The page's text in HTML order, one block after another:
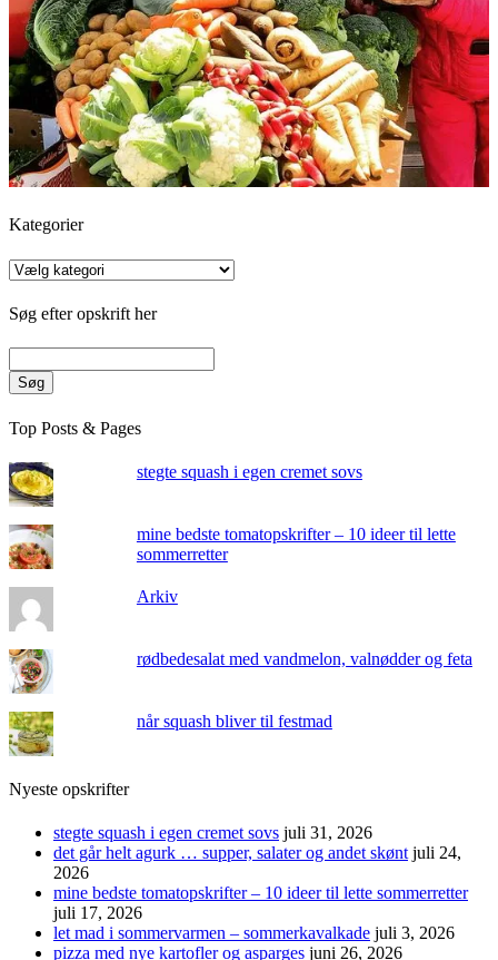
Kategorier
Kategorier
Søg efter opskrift her
Søg
Top Posts & Pages
stegte squash i egen cremet sovs
mine bedste tomatopskrifter – 10 ideer til lette
sommerretter
Arkiv
rødbedesalat med vandmelon, valnødder og feta
når squash bliver til festmad
Nyeste opskrifter
stegte squash i egen cremet sovs juli 31, 2026
det går helt agurk … supper, salater og andet skønt juli 24,
2026
mine bedste tomatopskrifter – 10 ideer til lette sommerretter
juli 17, 2026
let mad i sommervarmen – sommerkavalkade juli 3, 2026
pizza med nye kartofler og asparges juni 26, 2026